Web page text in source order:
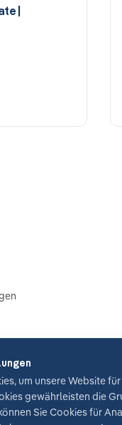
|
Einstellungen
um unsere Website
gewährleisten die
Sie Cookies für